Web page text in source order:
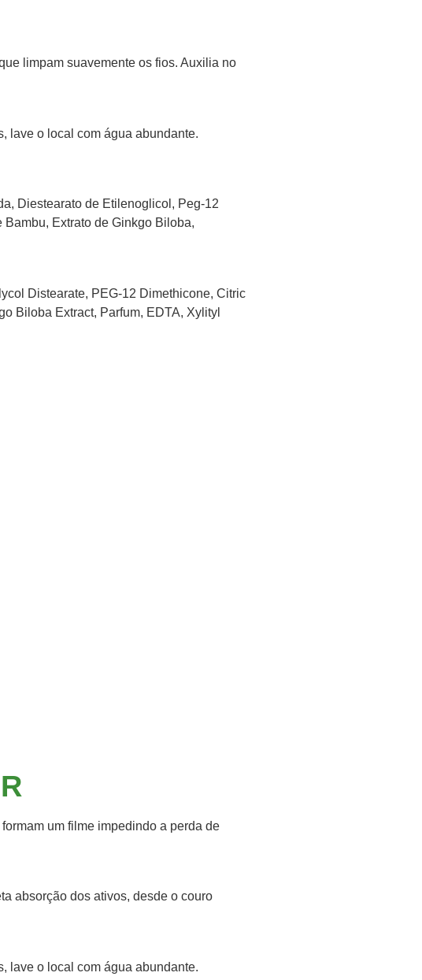
limpam suavemente os fios. Auxilia no
lave o local com água abundante.
Diestearato de Etilenoglicol, Peg-12
Extrato de Ginkgo Biloba,
Distearate, PEG-12 Dimethicone, Citric
Biloba Extract, Parfum, EDTA, Xylityl
um filme impedindo a perda de
absorção dos ativos, desde o couro
lave o local com água abundante.